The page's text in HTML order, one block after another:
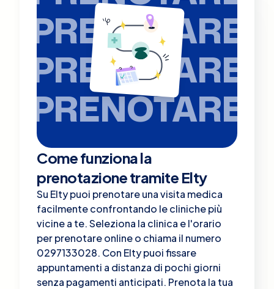
PRENOTARE
PRENOTARE
PRENOTARE
Come funziona la
prenotazione tramite Elty
Su Elty puoi prenotare una visita medica
facilmente confrontando le cliniche più
vicine a te. Seleziona la clinica e l'orario
per prenotare online o chiama il numero
0297133028. Con Elty puoi fissare
appuntamenti a distanza di pochi giorni
senza pagamenti anticipati. Prenota la tua